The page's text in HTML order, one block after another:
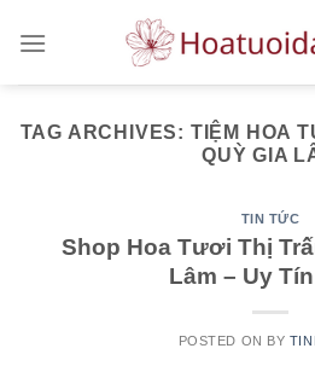
TAG ARCHIVES: TIỆM HOA
QUỲ GIA
TIN TỨC
Shop Hoa Tươi Thị
Lâm – Uy
POSTED ON BY